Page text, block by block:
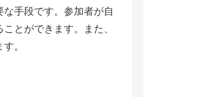
手段です。参加者が自
とができます。また、
。